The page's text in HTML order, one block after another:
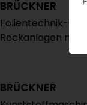
BRÜCKNER
Folientechnik-
Reckanlagen
BRÜCKNER